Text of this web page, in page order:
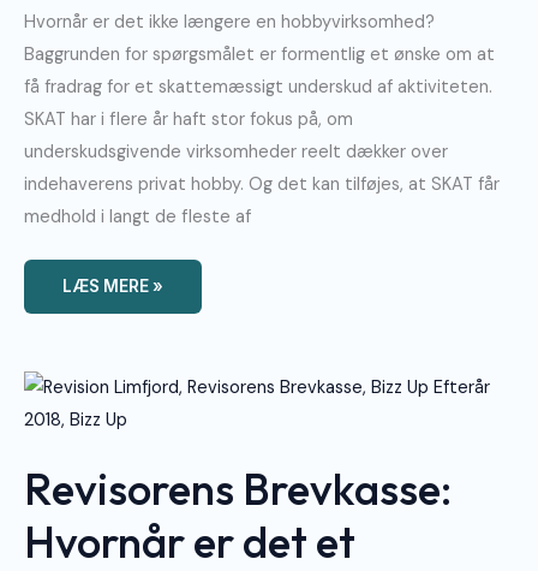
Hvornår er det ikke længere en hobbyvirksomhed?
Baggrunden for spørgsmålet er formentlig et ønske om at
få fradrag for et skattemæssigt underskud af aktiviteten.
SKAT har i flere år haft stor fokus på, om
underskudsgivende virksomheder reelt dækker over
indehaverens privat hobby. Og det kan tilføjes, at SKAT får
medhold i langt de fleste af
LÆS MERE »
Revisorens Brevkasse:
Hvornår er det et
Revisorens
Brevkasse:
Hvornår
Er
Arbejdsværelse?